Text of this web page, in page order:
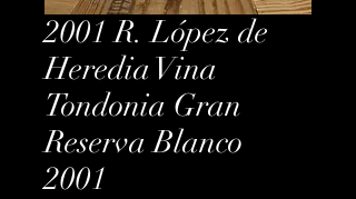
2001 R. López de
Heredia Vina
Tondonia Gran
Reserva Blanco
2001